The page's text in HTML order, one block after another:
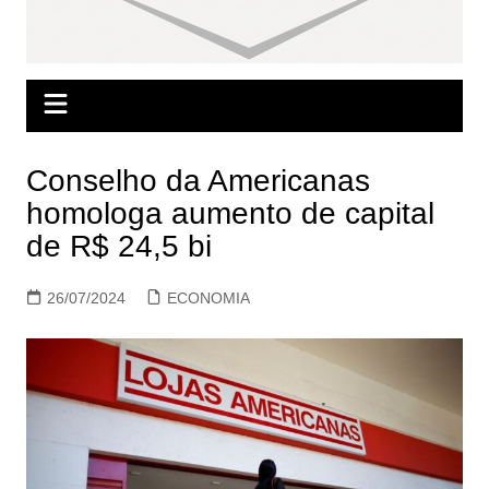
Conselho da Americanas
homologa aumento de capital
de R$ 24,5 bi
26/07/2024 ECONOMIA